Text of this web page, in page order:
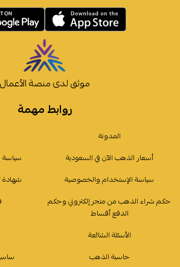
روابط مهمة
المدونة
أسعار الذهب الآن في السعودية
سياسة
سياسة الإستخدام والخصوصية
شهادة
حكم شراء الذهب من متجر إلكتروني وحكم
الدفع أقساط
الأسئلة الشائعة
حاسبة الذهب
موثق لدى منصة الأعمال